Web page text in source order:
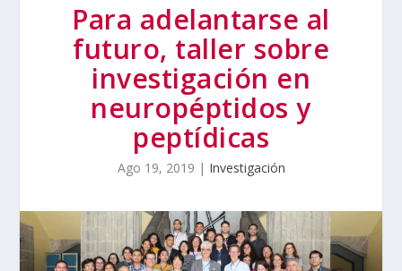
Para adelantarse al
futuro, taller sobre
investigación en
neuropéptidos y
peptídicas
Ago 19, 2019 | Investigación